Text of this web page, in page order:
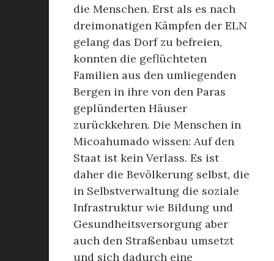
die Menschen. Erst als es nach
dreimonatigen Kämpfen der ELN
gelang das Dorf zu befreien,
konnten die geflüchteten
Familien aus den umliegenden
Bergen in ihre von den Paras
geplünderten Häuser
zurückkehren. Die Menschen in
Micoahumado wissen: Auf den
Staat ist kein Verlass. Es ist
daher die Bevölkerung selbst, die
in Selbstverwaltung die soziale
Infrastruktur wie Bildung und
Gesundheitsversorgung aber
auch den Straßenbau umsetzt
und sich dadurch eine